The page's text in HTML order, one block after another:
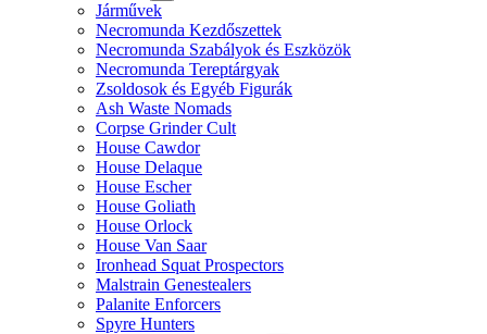
Járművek
Necromunda Kezdőszettek
Necromunda Szabályok és Eszközök
Necromunda Tereptárgyak
Zsoldosok és Egyéb Figurák
Ash Waste Nomads
Corpse Grinder Cult
House Cawdor
House Delaque
House Escher
House Goliath
House Orlock
House Van Saar
Ironhead Squat Prospectors
Malstrain Genestealers
Palanite Enforcers
Spyre Hunters